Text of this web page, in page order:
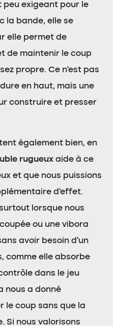
exigeant pour le
la bande, elle se
elle permet de
de maintenir le coup
propre. Ce n’est pas
en haut, mais une
construire et presser
également bien, en
rugueux aide à ce
et que nous puissions
d’effet.
lorsque nous
ou une vibora
avoir besoin d’un
comme elle absorbe
dans le jeu
nous a donné
le coup sans que la
Si nous valorisons